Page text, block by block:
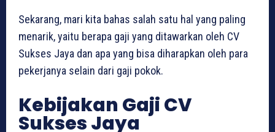
Sekarang, mari kita bahas salah satu hal yang paling
menarik, yaitu berapa gaji yang ditawarkan oleh CV
Sukses Jaya dan apa yang bisa diharapkan oleh para
pekerjanya selain dari gaji pokok.
Kebijakan Gaji CV
Sukses Jaya